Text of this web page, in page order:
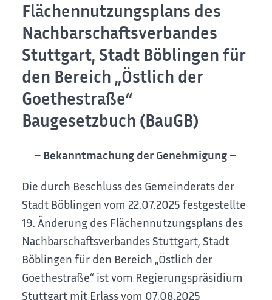
Flächennutzungsplans des
Nachbarschaftsverbandes
Stuttgart, Stadt Böblingen für
den Bereich „Östlich der
Goethestraße“
Baugesetzbuch (BauGB)
– Bekanntmachung der Genehmigung –
Die durch Beschluss des Gemeinderats der
Stadt Böblingen vom 22.07.2025 festgestellte
19. Änderung des Flächennutzungsplans des
Nachbarschaftsverbandes Stuttgart, Stadt
Böblingen für den Bereich „Östlich der
Goethestraße“ ist vom Regierungspräsidium
Stuttgart mit Erlass vom 07.08.2025